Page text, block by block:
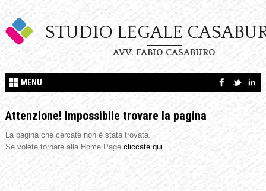
STUDIO LEGALE
AVV. FABIO CASABURO
MENU
Attenzione! Impossibile trovare la pagina
La pagina che cercate non è stata trovata.
Se volete tornare alla Home Page cliccate qui